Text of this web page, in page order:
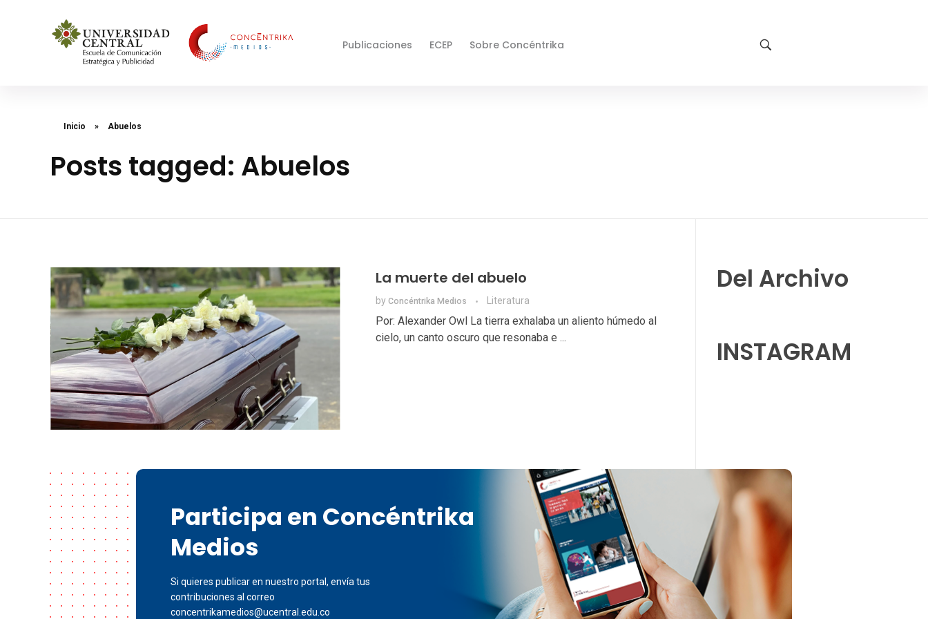
Publicaciones ECEP Sobre Concéntrika
Inicio » Abuelos
Posts tagged: Abuelos
La muerte del abuelo
by Concéntrika Medios Literatura
Por: Alexander Owl La tierra exhalaba un aliento húmedo al
cielo, un canto oscuro que resonaba e ...
Del Archivo
INSTAGRAM
Participa en Concéntrika
Medios
Si quieres publicar en nuestro portal, envía tus
contribuciones al correo
concentrikamedios@ucentral.edu.co